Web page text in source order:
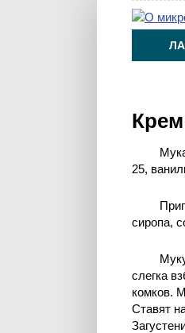
25,
сиропа,
слегка
комков.
Ставят